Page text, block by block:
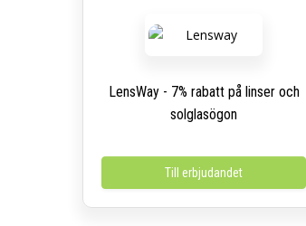
LensWay - 7% rabatt på linser och
solglasögon
Till erbjudandet